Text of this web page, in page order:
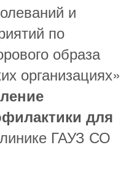
и
по
образа
организациях»
для
ГАУЗ СО